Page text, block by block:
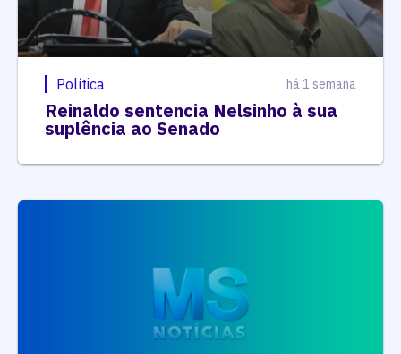
Política há 1 semana
Reinaldo sentencia Nelsinho à sua
suplência ao Senado